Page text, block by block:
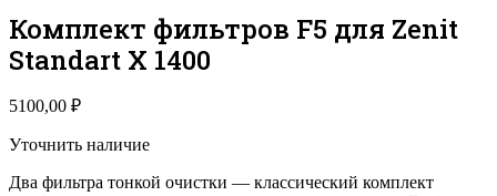
Комплект фильтров F5 для Zenit
Standart X 1400
5100,00 ₽
Уточнить наличие
Два фильтра тонкой очистки — классический комплект